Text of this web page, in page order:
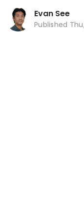
Evan See
Published